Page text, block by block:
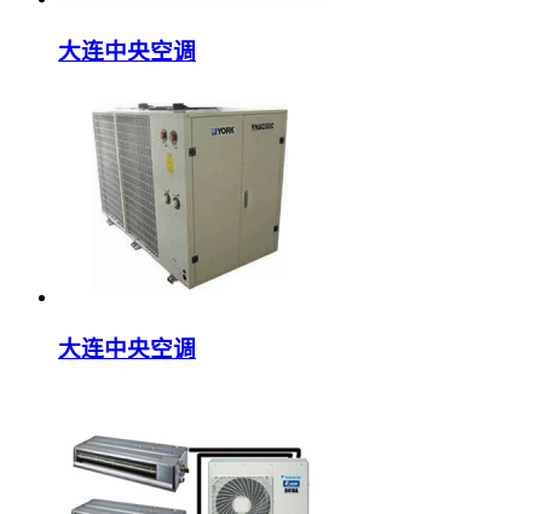
大连中央空调
大连中央空调